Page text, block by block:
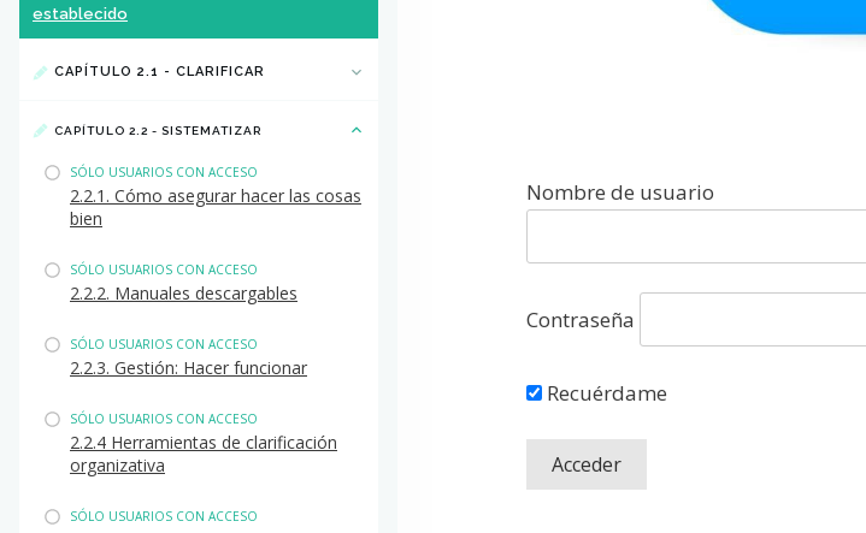
Nombre de usuario
Contraseña
Recuérdame
establecido
CAPÍTULO 2.1 - CLARIFICAR
CAPÍTULO 2.2 - SISTEMATIZAR
SÓLO USUARIOS CON ACCESO
2.2.1. Cómo asegurar hacer las cosas
bien
SÓLO USUARIOS CON ACCESO
2.2.2. Manuales descargables
SÓLO USUARIOS CON ACCESO
2.2.3. Gestión: Hacer funcionar
SÓLO USUARIOS CON ACCESO
2.2.4 Herramientas de clarificación
organizativa
SÓLO USUARIOS CON ACCESO